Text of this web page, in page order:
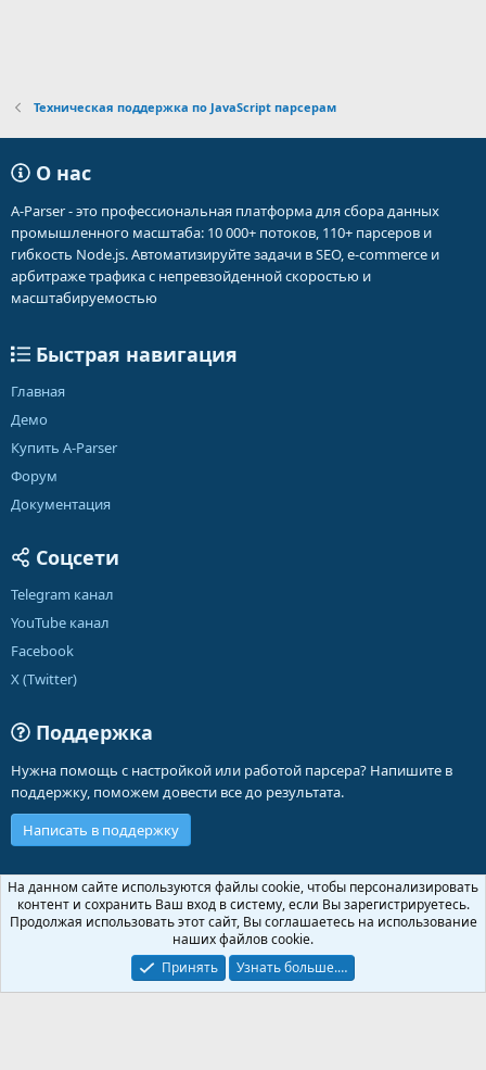
Техническая поддержка по JavaScript парсерам
О нас
A-Parser - это профессиональная платформа для сбора данных
промышленного масштаба: 10 000+ потоков, 110+ парсеров и
гибкость Node.js. Автоматизируйте задачи в SEO, e-commerce и
арбитраже трафика с непревзойденной скоростью и
масштабируемостью
Быстрая навигация
Главная
Демо
Купить A-Parser
Форум
Документация
Соцсети
Telegram канал
YouTube канал
Facebook
X (Twitter)
Поддержка
Нужна помощь с настройкой или работой парсера? Напишите в
поддержку, поможем довести все до результата.
Написать в поддержку
Russian (RU)
Обратная связь
Условия и правила
Политика конфиденциальности
Помощь
Community platform by XenForo ® © 2010-2026 XenForo Ltd.
На данном сайте используются файлы cookie, чтобы персонализировать
контент и сохранить Ваш вход в систему, если Вы зарегистрируетесь.
Продолжая использовать этот сайт, Вы соглашаетесь на использование
наших файлов cookie.
Принять
Узнать больше.…